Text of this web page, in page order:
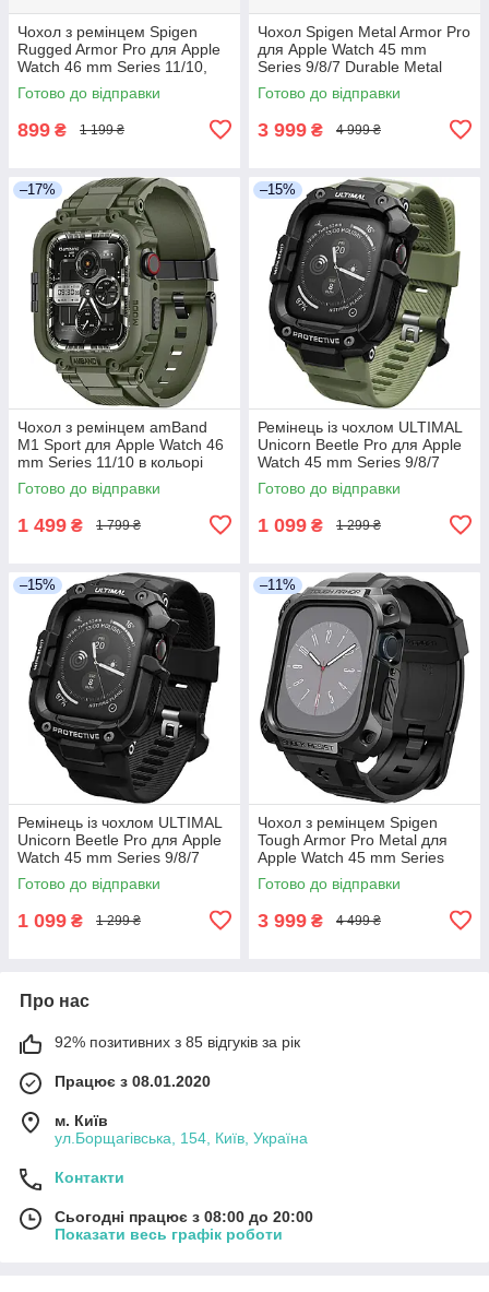
Чохол з ремінцем Spigen
Rugged Armor Pro для Apple
Watch 46 mm Series 11/10,
Чорний (ACS08604)
Готово до відправки
899 ₴ 1 199 ₴
Чохол Spigen Metal Armor Pro
для Apple Watch 45 mm
Series 9/8/7 Durable Metal
Gunmetal
Готово до відправки
3 999 ₴ 4 999 ₴
–17%
Чохол з ремінцем amBand
M1 Sport для Apple Watch 46
mm Series 11/10 в кольорі
Хакі
Готово до відправки
1 499 ₴ 1 799 ₴
–15%
Ремінець із чохлом ULTIMAL
Unicorn Beetle Pro для Apple
Watch 45 mm Series 9/8/7
Готово до відправки
1 099 ₴ 1 299 ₴
–15%
Ремінець із чохлом ULTIMAL
Unicorn Beetle Pro для Apple
Watch 45 mm Series 9/8/7
Готово до відправки
1 099 ₴ 1 299 ₴
–11%
Чохол з ремінцем Spigen
Tough Armor Pro Metal для
Apple Watch 45 mm Series
9/8/7
Готово до відправки
3 999 ₴ 4 499 ₴
Про нас
92% позитивних з 85 відгуків за рік
Працює з 08.01.2020
м. Київ
ул.Борщагівська, 154, Київ, Україна
Контакти
Сьогодні працює з 08:00 до 20:00
Показати весь графік роботи